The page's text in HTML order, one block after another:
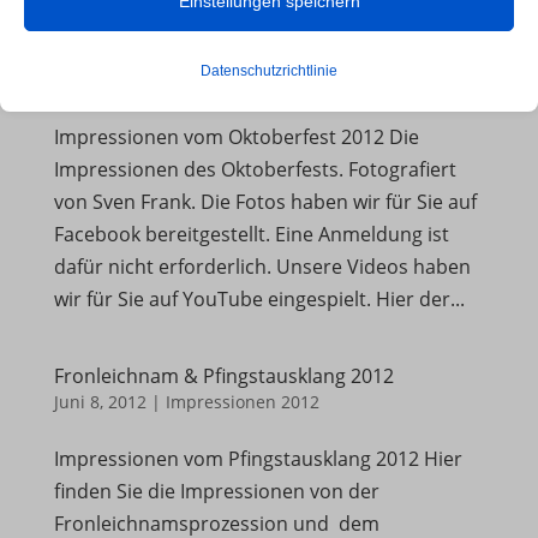
Impressionen 2012
Impressionen vom Oktoberfest 2012 Die
Impressionen des Oktoberfests. Fotografiert
von Sven Frank. Die Fotos haben wir für Sie auf
Facebook bereitgestellt. Eine Anmeldung ist
dafür nicht erforderlich. Unsere Videos haben
wir für Sie auf YouTube eingespielt. Hier der...
Fronleichnam & Pfingstausklang 2012
Juni 8, 2012| Impressionen 2012
Impressionen vom Pfingstausklang 2012 Hier
finden Sie die Impressionen von der
Fronleichnamsprozession und dem
Funktionen und sind für das ordnungsgemäße Funktionieren der
Website erforderlich. Diese Cookies und Dienste erfordern keine
Details anzeigen
et-pb-recent-items-colors
mhcookie
PHPSESSID
Analyse
Einblicke geben, wie unsere Besucher mit unserer Website
interagieren.
Marketing
Marketing-Dienste werden von Drittanbietern oder Publishern
Datenschutzrichtlinie